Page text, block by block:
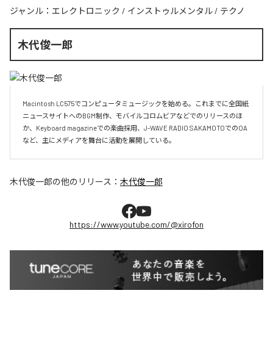
ジャンル： エレクトロニック / インストゥルメンタル / テクノ
木代俊一郎
Macintosh LC575でコンピュータミュージックを始める。これまでに全国紙
ニュースサイトへのBGM制作、モバイルコロムビアなどでのリリースのほ
か、Keyboard magazineでの楽曲採用、J-WAVE RADIO SAKAMOTOでのOA
など、主にメディアを舞台に活動を展開している。
木代俊一郎の他のリリース： 木代俊一郎
https://www.youtube.com/@xirofon